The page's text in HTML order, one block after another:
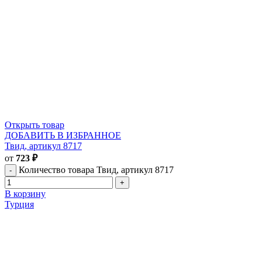
Открыть товар
ДОБАВИТЬ В ИЗБРАННОЕ
Твид, артикул 8717
от 723 ₽
Количество товара Твид, артикул 8717
В корзину
Турция